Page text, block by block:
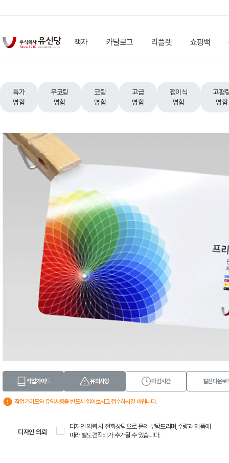
책자 카달로그 리플렛 쇼핑백
특가
명함
무코팅
명함
코팅
명함
고급
명함
접이식
명함
고평
명함
작업가이드 유의사항 마감시간 칼선다운로
작업가이드와 유의사항을 반드시 읽어보시고 접수하시길 바랍니다.
디자인 의뢰
디자인 의뢰 시 전화상담으로 문의 부탁드리며,수량과 제품에
따라 별도견적비가 추가될 수 있습니다.